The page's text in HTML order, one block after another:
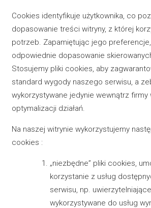
Cookies identyfikuje użytkownika, co
dopasowanie treści witryny, z której
potrzeb. Zapamiętując jego
odpowiednie dopasowanie
Stosujemy pliki cookies, aby
standard wygody naszego serwisu, a
wykorzystywane jedynie wewnątrz firmy
optymalizacji działań.
Na naszej witrynie wykorzystujemy
cookies :
„niezbędne” pliki cookies,
korzystanie z usług
serwisu, np.
wykorzystywane do usług